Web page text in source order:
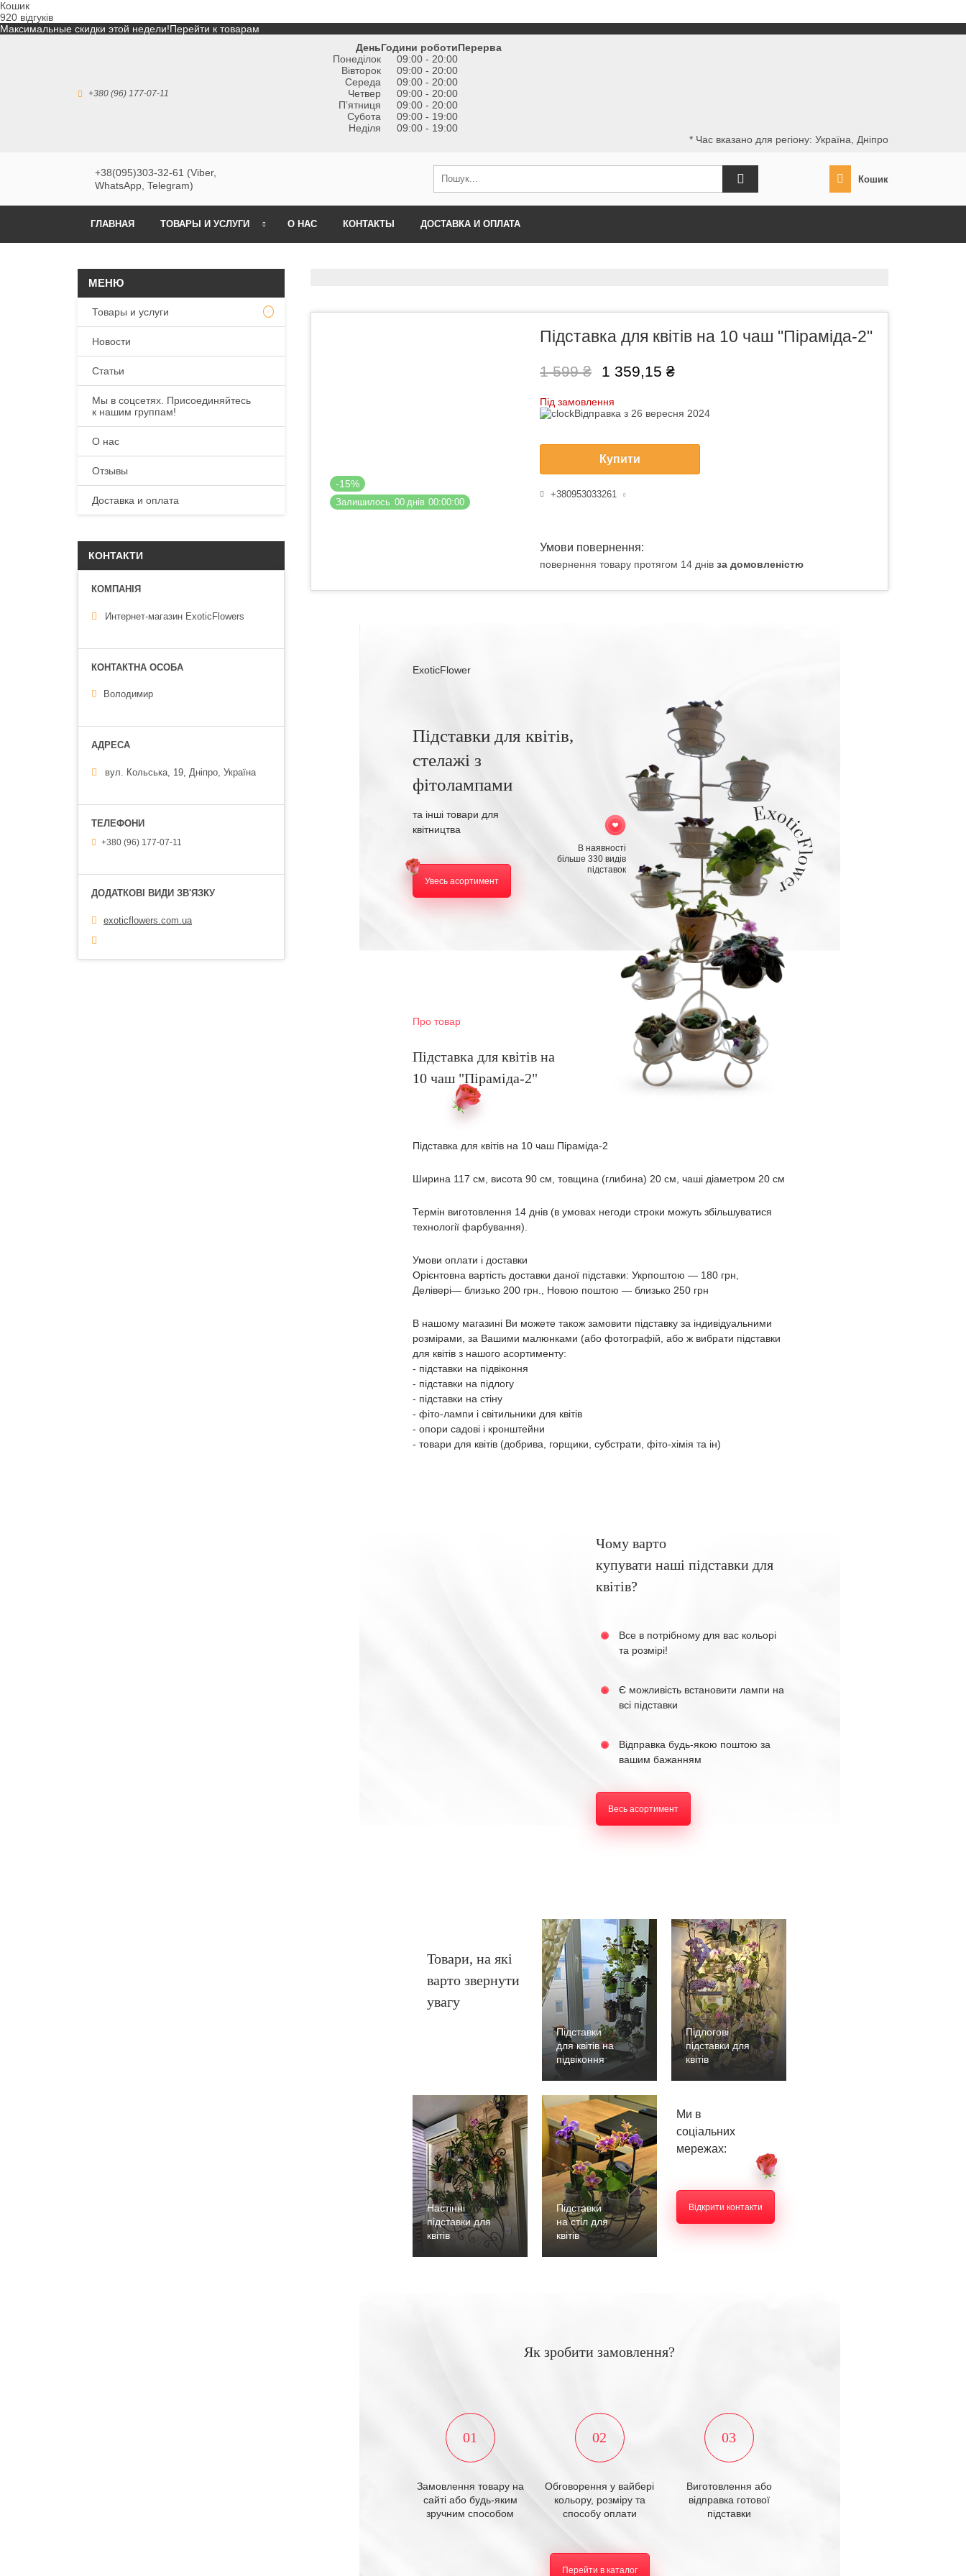
Кошик
920 відгуків
Максимальные скидки этой недели!Перейти к товарам
+380 (96) 177-07-11
ДеньГодини роботиПерерва
Понеділок
09:00 - 20:00
Вівторок
09:00 - 20:00
Середа
09:00 - 20:00
Четвер
09:00 - 20:00
Пʼятниця
09:00 - 20:00
Субота
09:00 - 19:00
Неділя
09:00 - 19:00
* Час вказано для регіону: Україна, Дніпро
+38(095)303-32-61 (Viber,
WhatsApp, Telegram)
Кошик
ГЛАВНАЯ ТОВАРЫ И УСЛУГИ О НАС КОНТАКТЫ ДОСТАВКА И ОПЛАТА
-15%
Залишилось 00 днів 00 00 00
Підставка для квітів на 10 чаш "Піраміда-2"
1 599 ₴ 1 359,15 ₴
Під замовлення
Відправка з 26 вересня 2024
Купити
+380953033261
повернення товару протягом 14 днів за домовленістю
ExoticFlower
Підставки для квітів,
стелажі з
фітолампами
та інші товари для
квітництва
Увесь асортимент
В наявності
більше 330 видів
підставок
Про товар
Підставка для квітів на
10 чаш "Піраміда-2"
Підставка для квітів на 10 чаш Піраміда-2
Ширина 117 см, висота 90 см, товщина (глибина) 20 см, чаші діаметром 20 см
Термін виготовлення 14 днів (в умовах негоди строки можуть збільшуватися
технології фарбування).
Умови оплати і доставки
Орієнтовна вартість доставки даної підставки: Укрпоштою ― 180 грн,
Делівері― близько 200 грн., Новою поштою ― близько 250 грн
В нашому магазині Ви можете також замовити підставку за індивідуальними
розмірами, за Вашими малюнками (або фотографій, або ж вибрати підставки
для квітів з нашого асортименту:
- підставки на підвіконня
- підставки на підлогу
- підставки на стіну
- фіто-лампи і світильники для квітів
- опори садові і кронштейни
- товари для квітів (добрива, горщики, субстрати, фіто-хімія та ін)
Чому варто
купувати наші підставки для
квітів?
Все в потрібному для вас кольорі
та розмірі!
Є можливість встановити лампи на
всі підставки
Відправка будь-якою поштою за
вашим бажанням
Весь асортимент
Товари, на які
варто звернути
увагу
Підставки
для квітів на
підвіконня
Підлогові
підставки для
квітів
Настінні
підставки для
квітів
Підставки
на стіл для
квітів
Ми в
соціальних
мережах:
Відкрити контакти
Як зробити замовлення?
01
Замовлення товару на
сайті або будь-яким
зручним способом
02
Обговорення у вайбері
кольору, розміру та
способу оплати
03
Виготовлення або
відправка готової
підставки
Перейти в каталог
Товары и услуги
Новости
Статьи
Мы в соцсетях. Присоединяйтесь
к нашим группам!
О нас
Отзывы
Доставка и оплата
КОНТАКТИ
Интернет-магазин ExoticFlowers
Володимир
вул. Кольська, 19, Дніпро, Україна
+380 (96) 177-07-11
exoticflowers.com.ua